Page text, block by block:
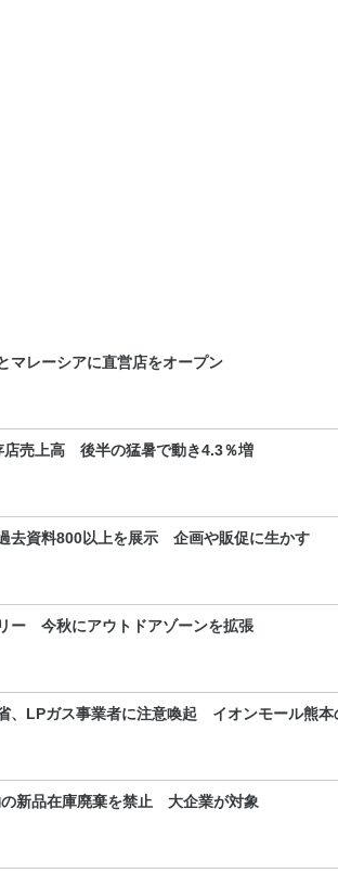
レーシアに直営店をオープン
店売上高 後半の猛暑で動き4.3％増
去資料800以上を展示 企画や販促に生かす
ー 今秋にアウトドアゾーンを拡張
、LPガス事業者に注意喚起 イオンモール熊
の新品在庫廃棄を禁止 大企業が対象